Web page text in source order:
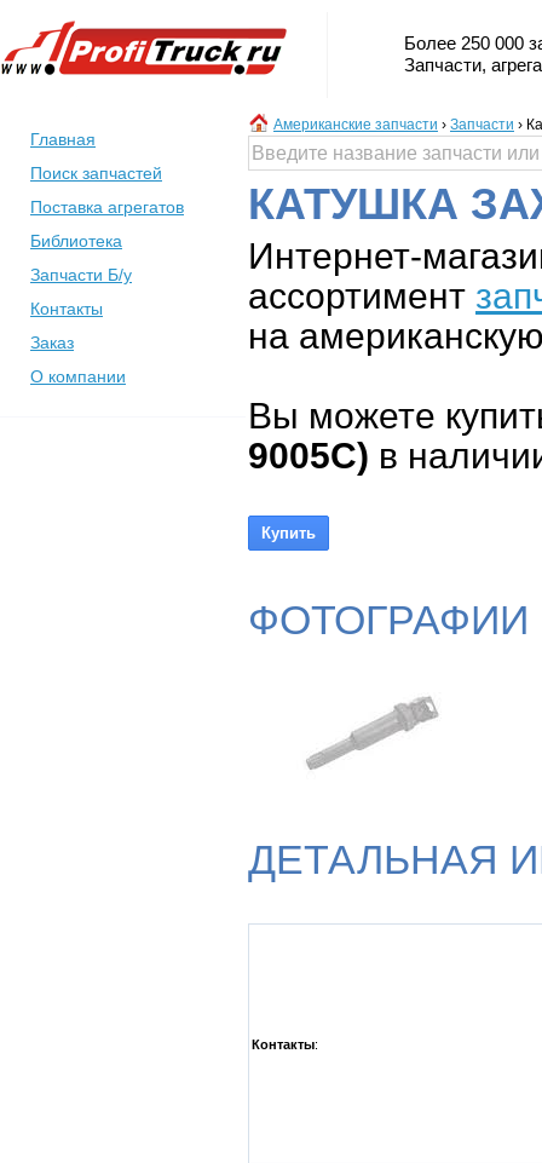
Более 250 000
Запчасти,
Главная
Поиск запчастей
Поставка агрегатов
Библиотека
Запчасти Б/у
Контакты
Заказ
О компании
Американские запчасти › Запчасти ›
КАТУШКА
Интернет-
ассортимент
на
Вы можете
9005C) в
ФОТОГРАФИИ
ДЕТАЛЬНАЯ
Контакты: